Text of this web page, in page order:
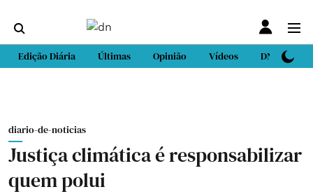
Edição Diária Últimas Opinião Vídeos DN Sport
diario-de-noticias
Justiça climática é responsabilizar
quem polui